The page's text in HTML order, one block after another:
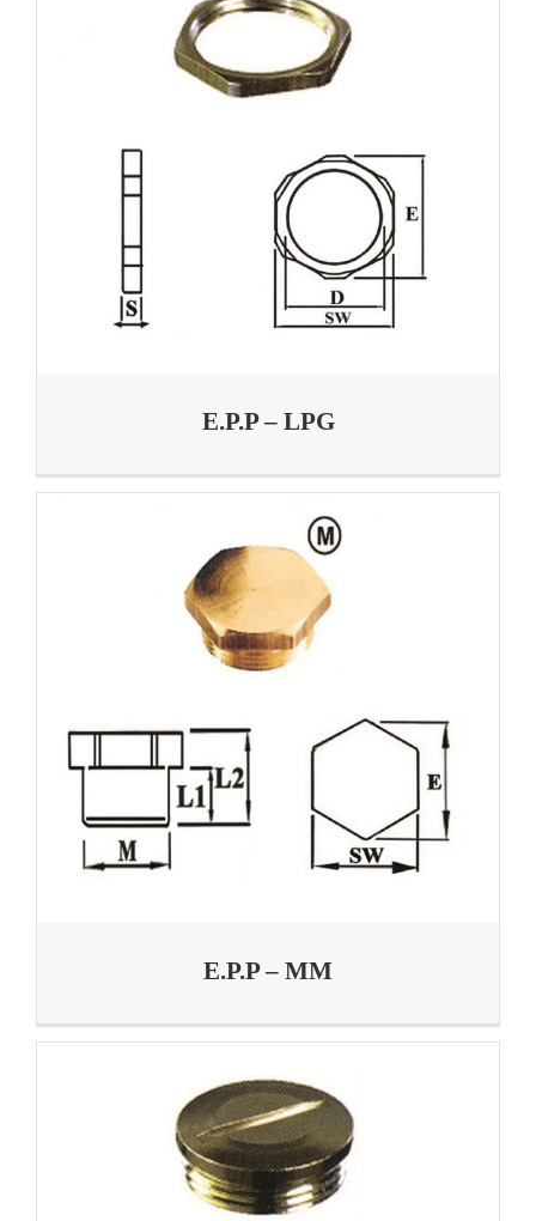
E.P.P – LPG
E.P.P – MM